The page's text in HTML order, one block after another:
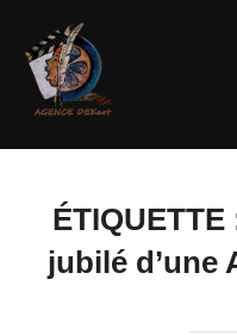
ÉTIQUETTE
jubilé d’une